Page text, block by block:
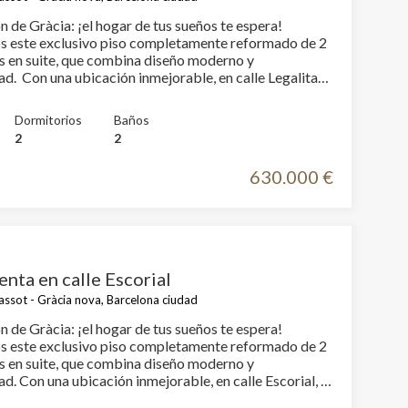
y al Park Güell permite disfrutar de espacios
relajado, en un barrio con carácter local,
y con todos los servicios.
de Gràcia: ¡el hogar de tus sueños te espera!
este exclusivo piso completamente reformado de 2
en suite, que combina diseño moderno y
Legalitat,
Sra del Remei, rodeada de servicios y comercios,
este bonito piso, de 115m2 construidos en una
de un edificio de 1.960 con ascensor entre
La climatización en toda la vivienda es ecológica con
un solo sistema, así como la climatización de frío y
con todo el confort que mereces. ¿Te imaginas
Dormitorios
2
Baños
2
630.000 €
en calle Escorial
- Gràcia nova, Barcelona ciudad
de Gràcia: ¡el hogar de tus sueños te espera!
este exclusivo piso completamente reformado de 2
en suite, que combina diseño moderno y
Escorial, a